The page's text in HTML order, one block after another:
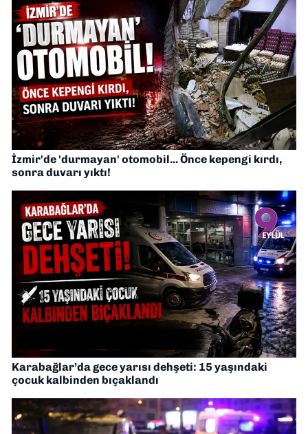
İzmir'de 'durmayan' otomobil... Önce kepengi kırdı,
sonra duvarı yıktı!
Karabağlar’da gece yarısı dehşeti: 15 yaşındaki
çocuk kalbinden bıçaklandı